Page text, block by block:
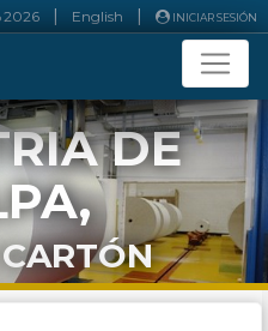
2026 | English | INICIAR SESIÓN
DE